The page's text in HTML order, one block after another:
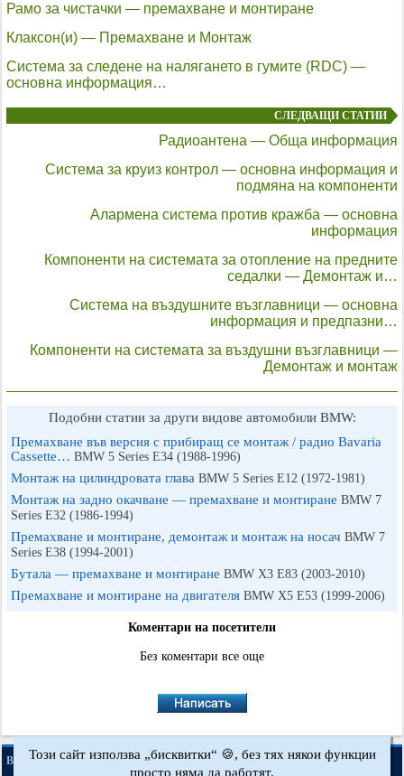
Рамо за чистачки — премахване и монтиране
Клаксон(и) — Премахване и Монтаж
Система за следене на налягането в гумите (RDC) —
основна информация…
СЛЕДВАЩИ СТАТИИ
Радиоантена — Обща информация
Система за круиз контрол — основна информация и
подмяна на компоненти
Алармена система против кражба — основна
информация
Компоненти на системата за отопление на предните
седалки — Демонтаж и…
Система на въздушните възглавници — основна
информация и предпазни…
Компоненти на системата за въздушни възглавници —
Демонтаж и монтаж
Подобни статии за други видове автомобили BMW:
Премахване във версия с прибиращ се монтаж / радио Bavaria
Cassette… BMW 5 Series E34 (1988-1996)
Монтаж на цилиндровата глава BMW 5 Series E12 (1972-1981)
Монтаж на задно окачване — премахване и монтиране BMW 7
Series E32 (1986-1994)
Премахване и монтиране, демонтаж и монтаж на носач BMW 7
Series E38 (1994-2001)
Бутала — премахване и монтиране BMW X3 Е83 (2003-2010)
Премахване и монтиране на двигателя BMW X5 E53 (1999-2006)
Коментари на посетители
Без коментари все още
BMWman.ru © 2017-2026· Пълна версия· Новини и статии·Карта на сайта
Този сайт използва „бисквитки“ 🍪, без тях някои функции
просто няма да работят.